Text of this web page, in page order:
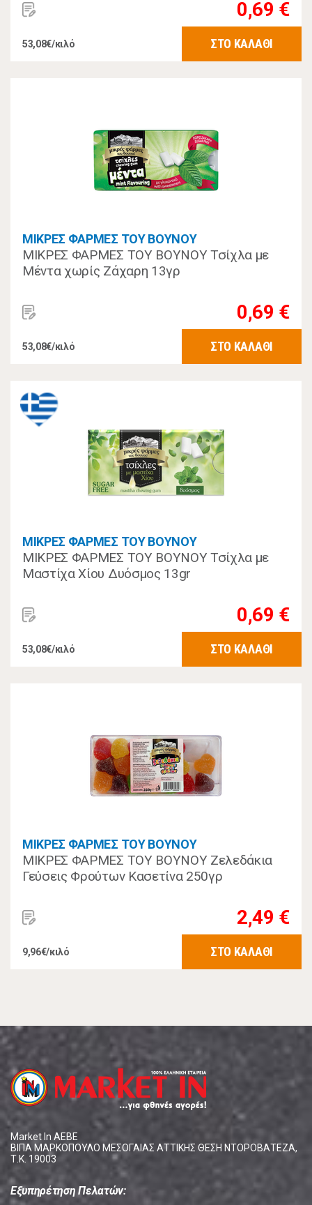
0,69 €
53,08€/κιλό ΣΤΟ ΚΑΛΑΘΙ
ΜΙΚΡΕΣ ΦΑΡΜΕΣ ΤΟΥ ΒΟΥΝΟΥ
ΜΙΚΡΕΣ ΦΑΡΜΕΣ ΤΟΥ ΒΟΥΝΟΥ Τσίχλα με
Μέντα χωρίς Ζάχαρη 13γρ
0,69 €
53,08€/κιλό ΣΤΟ ΚΑΛΑΘΙ
ΜΙΚΡΕΣ ΦΑΡΜΕΣ ΤΟΥ ΒΟΥΝΟΥ
ΜΙΚΡΕΣ ΦΑΡΜΕΣ ΤΟΥ ΒΟΥΝΟΥ Τσίχλα με
Μαστίχα Χίου Δυόσμος 13gr
0,69 €
53,08€/κιλό ΣΤΟ ΚΑΛΑΘΙ
ΜΙΚΡΕΣ ΦΑΡΜΕΣ ΤΟΥ ΒΟΥΝΟΥ
ΜΙΚΡΕΣ ΦΑΡΜΕΣ ΤΟΥ ΒΟΥΝΟΥ Ζελεδάκια
Γεύσεις Φρούτων Κασετίνα 250γρ
2,49 €
9,96€/κιλό ΣΤΟ ΚΑΛΑΘΙ
Market In ΑΕΒΕ
ΒΙΠΑ ΜΑΡΚΟΠΟΥΛΟ ΜΕΣΟΓΑΙΑΣ ΑΤΤΙΚΗΣ ΘΕΣΗ ΝΤΟΡΟΒΑΤΕΖΑ,
Τ.Κ. 19003
Εξυπηρέτηση Πελατών: